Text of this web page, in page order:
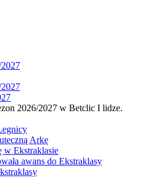
2026/2027 w Betclic I lidze.
Arkę
w Ekstraklasie
awans do Ekstraklasy